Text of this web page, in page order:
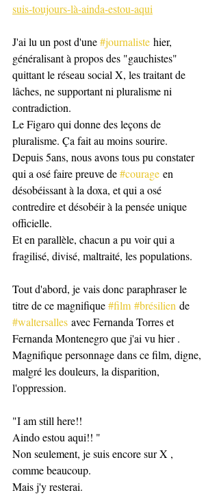
suis-toujours-là-ainda-estou-aqui
J'ai lu un post d'une #journaliste hier,
généralisant à propos des "gauchistes"
quittant le réseau social X, les traitant de
lâches, ne supportant ni pluralisme ni
contradiction.
Le Figaro qui donne des leçons de
pluralisme. Ça fait au moins sourire.
Depuis 5ans, nous avons tous pu constater
qui a osé faire preuve de #courage en
désobéissant à la doxa, et qui a osé
contredire et désobéir à la pensée unique
officielle.
Et en parallèle, chacun a pu voir qui a
fragilisé, divisé, maltraité, les populations.
Tout d'abord, je vais donc paraphraser le
titre de ce magnifique #film #brésilien de
#waltersalles avec Fernanda Torres et
Fernanda Montenegro que j'ai vu hier .
Magnifique personnage dans ce film, digne,
malgré les douleurs, la disparition,
l'oppression.
"I am still here!!
Aindo estou aqui!! "
Non seulement, je suis encore sur X ,
comme beaucoup.
Mais j'y resterai.